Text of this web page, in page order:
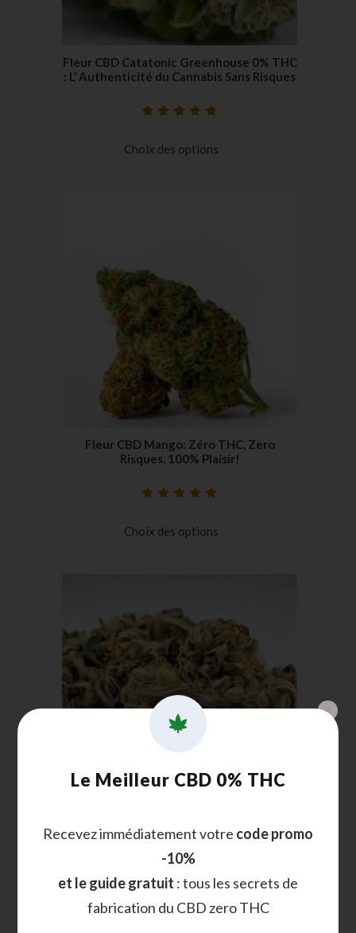
Fleur CBD Catatonic Greenhouse 0% THC
: L’ Authenticité du Cannabis Sans Risques
notations
Choix des options
Fleur CBD Mango: Zéro THC, Zero
Risques, 100% Plaisir!
notations
Choix des options
Fleur CBD Zen : la Fleur CBD Harlequin
Sans THC est là !
Noté5.00sur
5 basé sur
17
Choix des options
Le Meilleur CBD 0% THC
Recevez immédiatement votre code promo
-10%
et le guide gratuit : tous les secrets de
fabrication du CBD zero THC